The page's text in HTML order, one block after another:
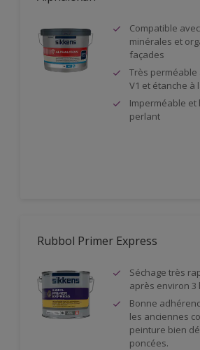
Compatible
minérales et
façades
Très
V1 et étanche à
Imperméable
perlant
Rubbol Primer Express
Séchage très
après environ 3
Bonne
les anciennes
peinture bien
poncées.